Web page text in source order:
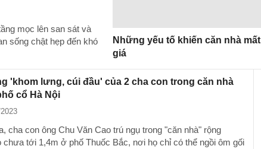
mọc lên san sát và
sống chật hẹp đến khó
Những yếu tố khiến căn nhà mất
giá
'khom lưng, cúi đầu' của 2 cha con trong căn nhà
cổ Hà Nội
cha con ông Chu Văn Cao trú ngụ trong "căn nhà" rộng
chưa tới 1,4m ở phố Thuốc Bắc, nơi họ chỉ có thể ngồi ôm gối